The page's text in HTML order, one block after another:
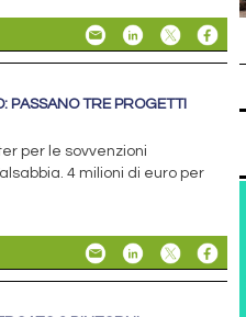
PASSANO TRE PROGETTI
per le sovvenzioni
4 milioni di euro per